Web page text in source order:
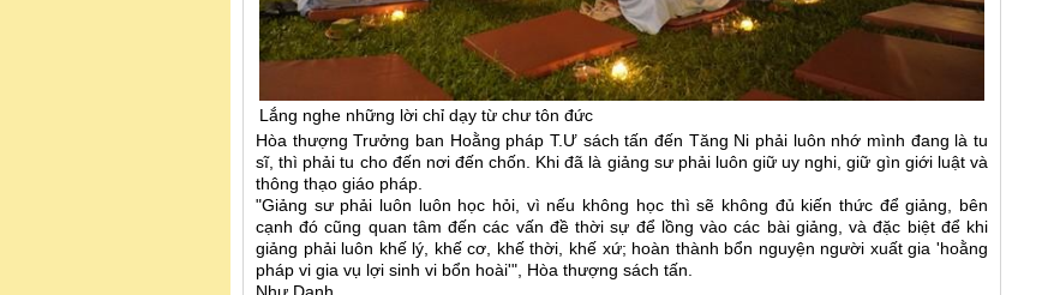
Lắng nghe những lời chỉ dạy từ chư tôn đức
Hòa thượng Trưởng ban Hoằng pháp T.Ư sách tấn đến Tăng Ni phải luôn nhớ mình đang là tu
sĩ, thì phải tu cho đến nơi đến chốn. Khi đã là giảng sư phải luôn giữ uy nghi, giữ gìn giới luật và
thông thạo giáo pháp.
"Giảng sư phải luôn luôn học hỏi, vì nếu không học thì sẽ không đủ kiến thức để giảng, bên
cạnh đó cũng quan tâm đến các vấn đề thời sự để lồng vào các bài giảng, và đặc biệt để khi
giảng phải luôn khế lý, khế cơ, khế thời, khế xứ; hoàn thành bổn nguyện người xuất gia 'hoằng
pháp vi gia vụ lợi sinh vi bổn hoài'", Hòa thượng sách tấn.